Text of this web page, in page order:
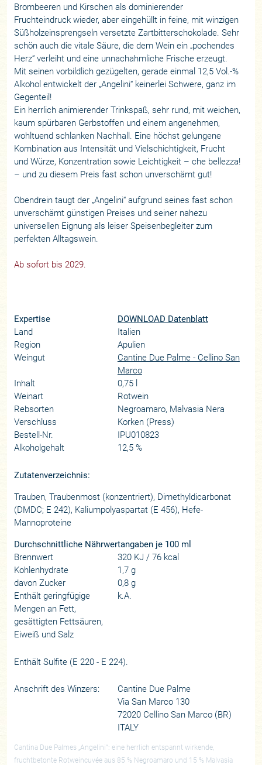
Brombeeren und Kirschen als dominierender
Fruchteindruck wieder, aber eingehüllt in feine, mit winzigen
Süßholzeinsprengseln versetzte Zartbitterschokolade. Sehr
schön auch die vitale Säure, die dem Wein ein „pochendes
Herz“ verleiht und eine unnachahmliche Frische erzeugt.
Mit seinen vorbildlich gezügelten, gerade einmal 12,5 Vol.-%
Alkohol entwickelt der „Angelini“ keinerlei Schwere, ganz im
Gegenteil!
Ein herrlich animierender Trinkspaß, sehr rund, mit weichen,
kaum spürbaren Gerbstoffen und einem angenehmen,
wohltuend schlanken Nachhall. Eine höchst gelungene
Kombination aus Intensität und Vielschichtigkeit, Frucht
und Würze, Konzentration sowie Leichtigkeit – che bellezza!
– und zu diesem Preis fast schon unverschämt gut!
Obendrein taugt der „Angelini“ aufgrund seines fast schon
unverschämt günstigen Preises und seiner nahezu
universellen Eignung als leiser Speisenbegleiter zum
perfekten Alltagswein.
Ab sofort bis 2029.
Expertise
DOWNLOAD Datenblatt
Land
Italien
Region
Apulien
Weingut
Cantine Due Palme - Cellino San
Marco
Inhalt
0,75 l
Weinart
Rotwein
Rebsorten
Negroamaro, Malvasia Nera
Verschluss
Korken (Press)
Bestell-Nr.
IPU010823
Alkoholgehalt
12,5 %
Zutatenverzeichnis:
Trauben, Traubenmost (konzentriert), Dimethyldicarbonat
(DMDC; E 242), Kaliumpolyaspartat (E 456), Hefe-
Mannoproteine
Durchschnittliche Nährwertangaben je 100 ml
Brennwert
320 KJ / 76 kcal
Kohlenhydrate
1,7 g
davon Zucker
0,8 g
Enthält geringfügige
Mengen an Fett,
gesättigten Fettsäuren,
Eiweiß und Salz
k.A.
Enthält Sulfite (E 220 - E 224).
Anschrift des Winzers:
Cantine Due Palme
Via San Marco 130
72020 Cellino San Marco (BR)
ITALY
Cantina Due Palmes „Angelini“: eine herrlich entspannt wirkende,
fruchtbetonte Rotweincuvée aus 85 % Negroamaro und 15 % Malvasia